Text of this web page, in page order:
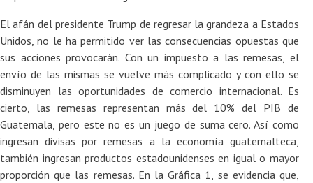
El afán del presidente Trump de regresar la grandeza a Estados
Unidos, no le ha permitido ver las consecuencias opuestas que
sus acciones provocarán. Con un impuesto a las remesas, el
envío de las mismas se vuelve más complicado y con ello se
disminuyen las oportunidades de comercio internacional. Es
cierto, las remesas representan más del 10% del PIB de
Guatemala, pero este no es un juego de suma cero. Así como
ingresan divisas por remesas a la economía guatemalteca,
también ingresan productos estadounidenses en igual o mayor
proporción que las remesas. En la Gráfica 1, se evidencia que,